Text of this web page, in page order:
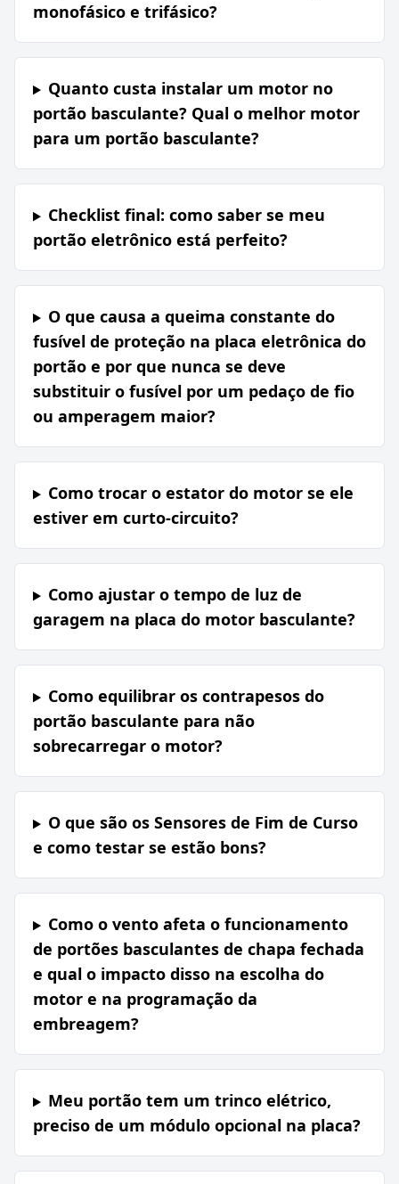
monofásico e trifásico?
Quanto custa instalar um motor no
portão basculante? Qual o melhor motor
para um portão basculante?
Checklist final: como saber se meu
portão eletrônico está perfeito?
O que causa a queima constante do
fusível de proteção na placa eletrônica do
portão e por que nunca se deve
substituir o fusível por um pedaço de fio
ou amperagem maior?
Como trocar o estator do motor se ele
estiver em curto-circuito?
Como ajustar o tempo de luz de
garagem na placa do motor basculante?
Como equilibrar os contrapesos do
portão basculante para não
sobrecarregar o motor?
O que são os Sensores de Fim de Curso
e como testar se estão bons?
Como o vento afeta o funcionamento
de portões basculantes de chapa fechada
e qual o impacto disso na escolha do
motor e na programação da
embreagem?
Meu portão tem um trinco elétrico,
preciso de um módulo opcional na placa?